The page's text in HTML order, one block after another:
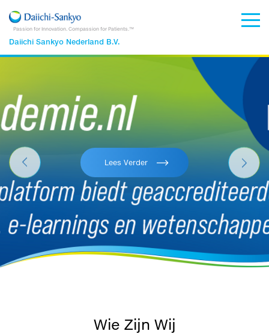
Passion for Innovation. Compassion for Patients.™
Daiichi Sankyo Nederland B.V.
Lees Verder
Wie Zijn Wij